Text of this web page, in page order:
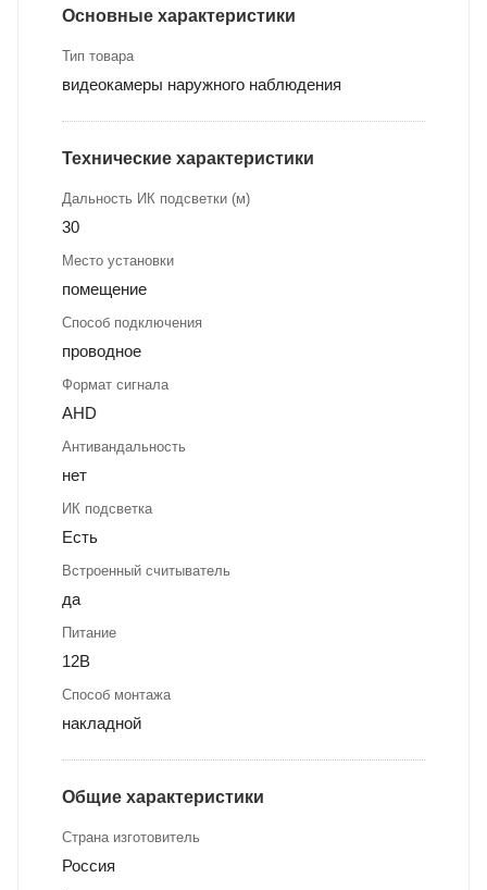
Основные характеристики
Тип товара
видеокамеры наружного наблюдения
Технические характеристики
Дальность ИК подсветки (м)
30
Место установки
помещение
Способ подключения
проводное
Формат сигнала
AHD
Антивандальность
нет
ИК подсветка
Есть
Встроенный считыватель
да
Питание
12В
Способ монтажа
накладной
Общие характеристики
Страна изготовитель
Россия